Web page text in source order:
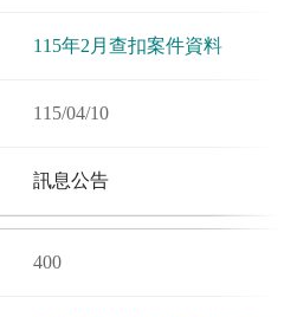
115年2月查扣案件資料
115/04/10
訊息公告
400